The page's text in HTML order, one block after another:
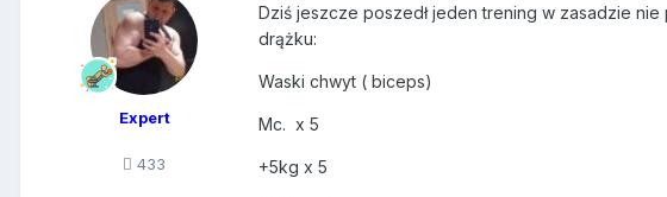
Expert
433
Dziś jeszcze poszedł jeden trening w zasadzie
drążku:
Waski chwyt ( biceps)
Mc. x 5
+5kg x 5